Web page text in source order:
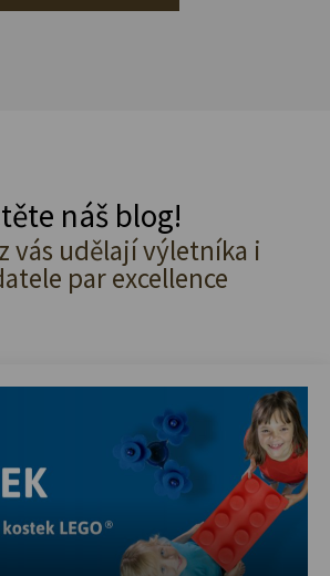
náš blog!
vás udělají výletníka i
par excellence